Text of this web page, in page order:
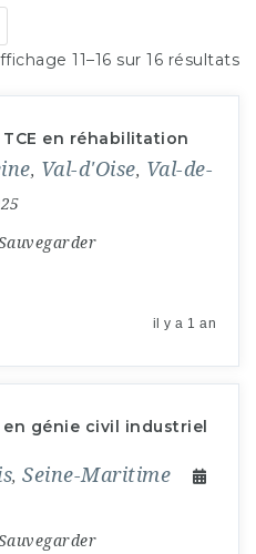
11–16 sur 16 résultats
en réhabilitation
, Val-d'Oise, Val-de-
il y a 1 an
génie civil industriel
, Seine-Maritime